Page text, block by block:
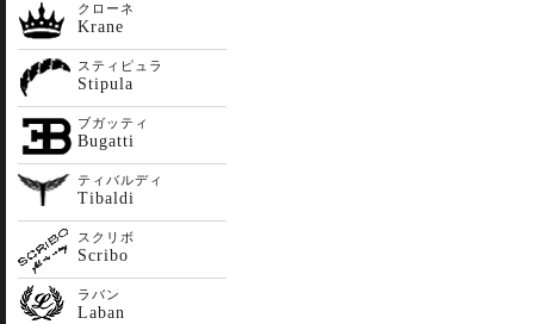
クローネ
Krane
スティピュラ
Stipula
ブガッティ
Bugatti
ティバルディ
Tibaldi
スクリボ
Scribo
ラバン
Laban